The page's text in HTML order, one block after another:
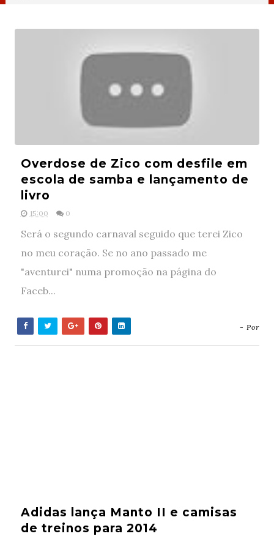
Overdose de Zico com desfile em
escola de samba e lançamento de
livro
15:00 0
Será o segundo carnaval seguido que terei Zico
no meu coração. Se no ano passado me
"aventurei" numa promoção na página do
Faceb...
- Por
Adidas lança Manto II e camisas
de treinos para 2014